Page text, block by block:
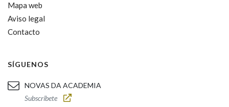
Mapa web
Aviso legal
Contacto
SÍGUENOS
NOVAS DA ACADEMIA
Subscríbete